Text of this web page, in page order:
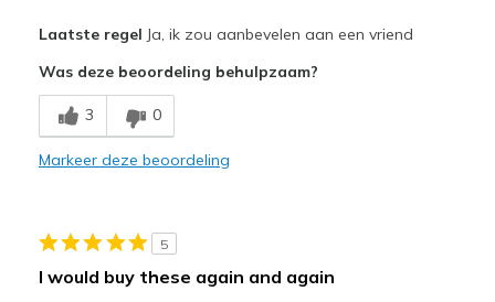
Breathe Well
Comfortable
Laatste regel Ja, ik zou aanbevelen aan een vriend
Was deze beoordeling behulpzaam?
3 0
Markeer deze beoordeling
5
I would buy these again and again